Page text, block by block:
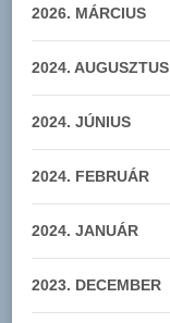
2026. MÁRCIUS
2024. AUGUSZTUS
2024. JÚNIUS
2024. FEBRUÁR
2024. JANUÁR
2023. DECEMBER